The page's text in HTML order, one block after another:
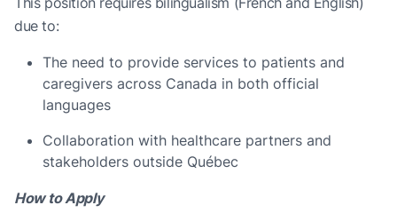
due to:
The need to provide services to patients and
caregivers across Canada in both official
languages
Collaboration with healthcare partners and
stakeholders outside Québec
How to Apply